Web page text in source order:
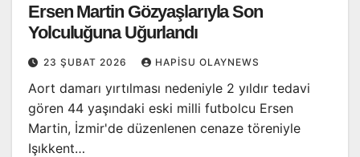
Ersen Martin Gözyaşlarıyla Son
Yolculuğuna Uğurlandı
23 ŞUBAT 2026 HAPISU OLAYNEWS
Aort damarı yırtılması nedeniyle 2 yıldır tedavi
gören 44 yaşındaki eski milli futbolcu Ersen
Martin, İzmir'de düzenlenen cenaze töreniyle
Işıkkent…